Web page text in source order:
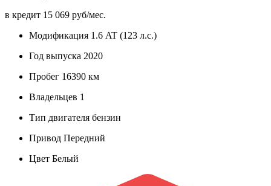
в кредит 15 069 руб/мес.
Модификация 1.6 AT (123 л.с.)
Год выпуска 2020
Пробег 16390 км
Владельцев 1
Тип двигателя бензин
Привод Передний
Цвет Белый